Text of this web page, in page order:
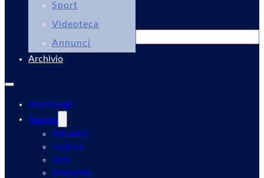
Sport
Videoteca
Annunci
Archivio
Homepage
Sezioni
Attualità
Cultura
Arte
Interviste